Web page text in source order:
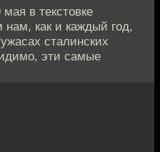
в текстовке
нам, как и каждый год,
сталинских
эти самые